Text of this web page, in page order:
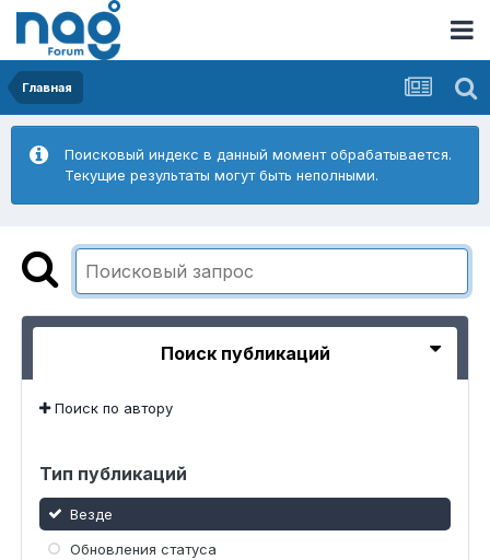
Главная
Поисковый индекс в данный момент обрабатывается.
Текущие результаты могут быть неполными.
Поиск публикаций
Поиск по автору
Тип публикаций
Везде
Обновления статуса